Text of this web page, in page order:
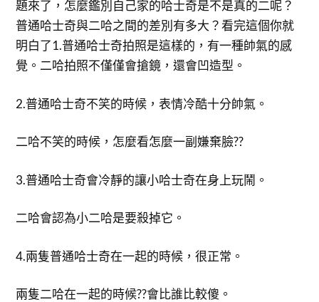
題來了，怎麼鑑別自己家的哈士奇是不是真的二呢？
普通哈士奇與二哈之間的差別有多大？看完這個你就
明白了1.普通哈士奇拍照是這樣的，有一種帥氣的感
覺。二哈拍照不僅僅會搶鏡，還會凹造型。
2.普通哈士奇不笑的時候，表情冷酷十分帥氣。
二哈不笑的時候，怎麼看怎麼一副嫌棄臉??
3.普通哈士奇會冷靜的讓小哈士奇在身上玩鬧。
二哈會認為小二哈是要殺掉它。
4.兩隻普通哈士奇在一起的時候，很正常。
兩隻二哈在一起的時候??會比誰比較傻。